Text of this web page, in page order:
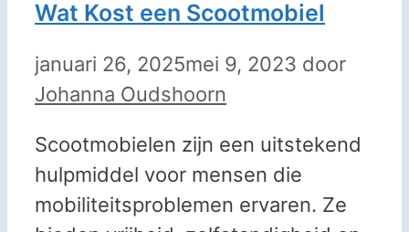
Wat Kost een Scootmobiel
januari 26, 2025mei 9, 2023 door
Johanna Oudshoorn
Scootmobielen zijn een uitstekend
hulpmiddel voor mensen die
mobiliteitsproblemen ervaren. Ze